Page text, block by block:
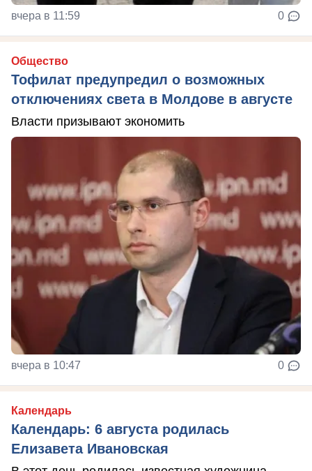
вчера в 11:59 0
Общество
Тофилат предупредил о возможных
отключениях света в Молдове в августе
Власти призывают экономить
вчера в 10:47 0
Календарь
Календарь: 6 августа родилась
Елизавета Ивановская